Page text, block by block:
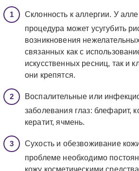
Склонность к аллергии. У
процедура может усугубить
возникновения
связанных как с
искусственных ресниц, так и
они крепятся.
Воспалительные или
заболевания глаз: блефарит,
кератит, ячмень.
Сухость и обезвоживание
проблеме необходимо
кожу косметическими